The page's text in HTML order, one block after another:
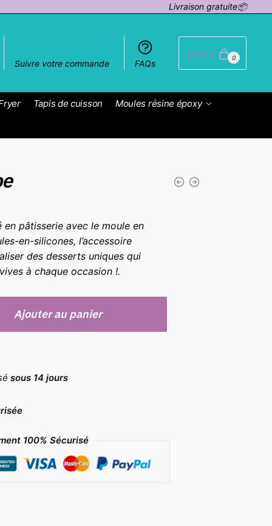
Livraison gratuite📦
Suivre votre commande FAQs
0,00€ 0
Tapis de cuisson
Moules résine époxy
pâtisserie avec le moule en
en-silicones, l’accessoire
des desserts uniques qui
à chaque occasion !.
Ajouter au panier
sous 14 jours
100% Sécurisé